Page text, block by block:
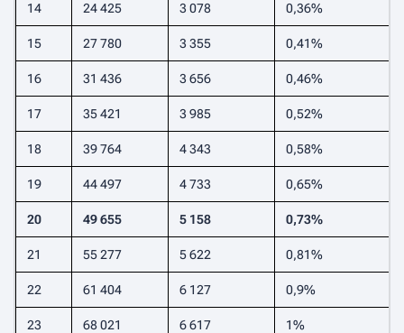
14 24 425 3 078 0,36%
15 27 780 3 355 0,41%
16 31 436 3 656 0,46%
17 35 421 3 985 0,52%
18 39 764 4 343 0,58%
19 44 497 4 733 0,65%
20 49 655 5 158 0,73%
21 55 277 5 622 0,81%
22 61 404 6 127 0,9%
23 68 021 6 617 1%